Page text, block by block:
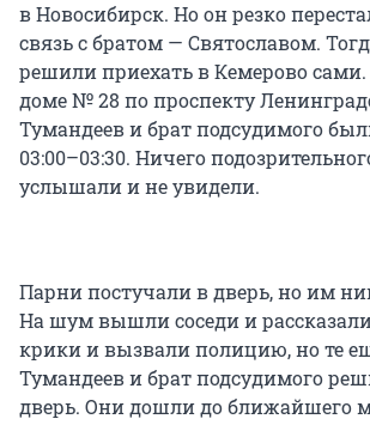
в Новосибирск. Но он резко
связь с братом — Святославом.
решили приехать в Кемерово
доме № 28 по проспекту
Тумандеев и брат подсудимого
03:00–03:30. Ничего
услышали и не увидели.
Парни постучали в дверь, но им
На шум вышли соседи и
крики и вызвали полицию, но те
Тумандеев и брат подсудимого
дверь. Они дошли до ближайшего